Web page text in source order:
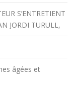
S’ENTRETIENT
JORDI TURULL,
âgées et